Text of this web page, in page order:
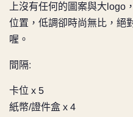
上沒有任何的圖案與大logo
位置，低調卻時尚無比，絕
喔。
間隔:
卡位 x 5
紙幣/證件盒 x 4